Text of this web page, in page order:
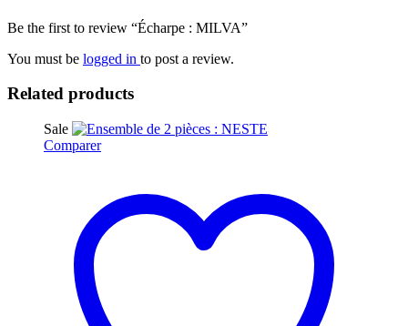
Be the first to review “Écharpe : MILVA”
You must be logged in to post a review.
Related products
Sale
Comparer